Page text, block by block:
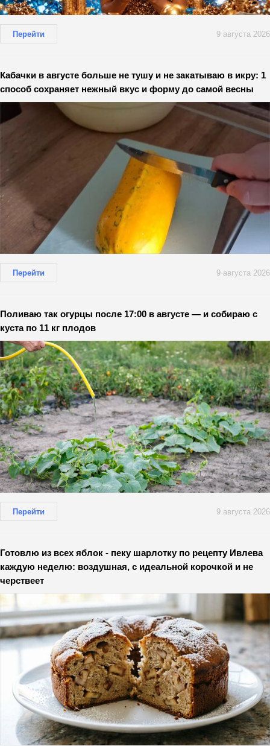
Перейти 9 августа 2026
Кабачки в августе больше не тушу и не закатываю в икру: 1
способ сохраняет нежный вкус и форму до самой весны
Перейти 9 августа 2026
Поливаю так огурцы после 17:00 в августе — и собираю с
куста по 11 кг плодов
Перейти 9 августа 2026
Готовлю из всех яблок - пеку шарлотку по рецепту Ивлева
каждую неделю: воздушная, с идеальной корочкой и не
черствеет